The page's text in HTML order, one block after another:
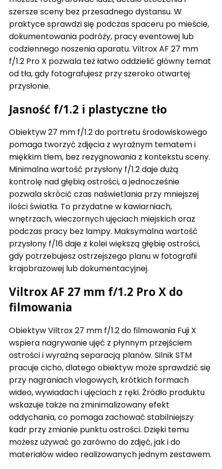
szersze sceny bez przesadnego dystansu. W
praktyce sprawdzi się podczas spaceru po mieście,
dokumentowania podróży, pracy eventowej lub
codziennego noszenia aparatu. Viltrox AF 27 mm
f/1.2 Pro X pozwala też łatwo oddzielić główny temat
od tła, gdy fotografujesz przy szeroko otwartej
przysłonie.
Jasność f/1.2 i plastyczne tło
Obiektyw 27 mm f/1.2 do portretu środowiskowego
pomaga tworzyć zdjęcia z wyraźnym tematem i
miękkim tłem, bez rezygnowania z kontekstu sceny.
Minimalna wartość przysłony f/1.2 daje dużą
kontrolę nad głębią ostrości, a jednocześnie
pozwala skrócić czas naświetlania przy mniejszej
ilości światła. To przydatne w kawiarniach,
wnętrzach, wieczornych ujęciach miejskich oraz
podczas pracy bez lampy. Maksymalna wartość
przysłony f/16 daje z kolei większą głębię ostrości,
gdy potrzebujesz ostrzejszego planu w fotografii
krajobrazowej lub dokumentacyjnej.
Viltrox AF 27 mm f/1.2 Pro X do
filmowania
Obiektyw Viltrox 27 mm f/1.2 do filmowania Fuji X
wspiera nagrywanie ujęć z płynnym przejściem
ostrości i wyraźną separacją planów. Silnik STM
pracuje cicho, dlatego obiektyw może sprawdzić się
przy nagraniach vlogowych, krótkich formach
wideo, wywiadach i ujęciach z ręki. Źródło produktu
wskazuje także na zminimalizowany efekt
oddychania, co pomaga zachować stabilniejszy
kadr przy zmianie punktu ostrości. Dzięki temu
możesz używać go zarówno do zdjęć, jak i do
materiałów wideo realizowanych jednym zestawem.